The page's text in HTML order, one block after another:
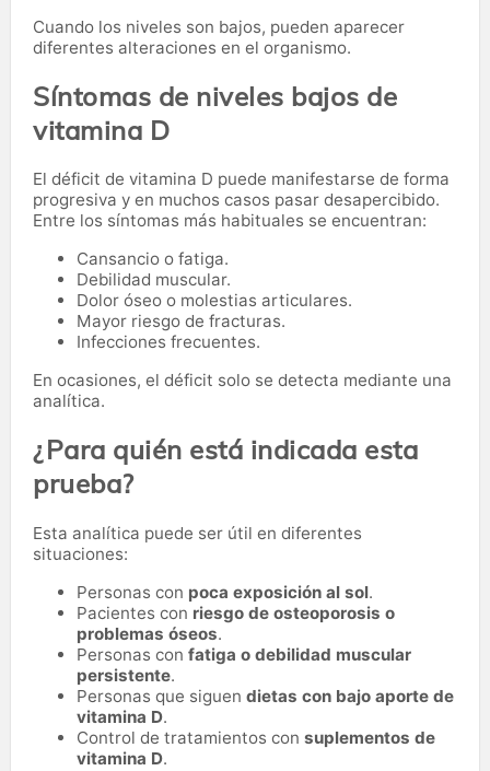
Cuando los niveles son bajos, pueden aparecer
diferentes alteraciones en el organismo.
Síntomas de niveles bajos de
vitamina D
El déficit de vitamina D puede manifestarse de forma
progresiva y en muchos casos pasar desapercibido.
Entre los síntomas más habituales se encuentran:
Cansancio o fatiga.
Debilidad muscular.
Dolor óseo o molestias articulares.
Mayor riesgo de fracturas.
Infecciones frecuentes.
En ocasiones, el déficit solo se detecta mediante una
analítica.
¿Para quién está indicada esta
prueba?
Esta analítica puede ser útil en diferentes
situaciones:
Personas con poca exposición al sol.
Pacientes con riesgo de osteoporosis o
problemas óseos.
Personas con fatiga o debilidad muscular
persistente.
Personas que siguen dietas con bajo aporte de
vitamina D.
Control de tratamientos con suplementos de
vitamina D.